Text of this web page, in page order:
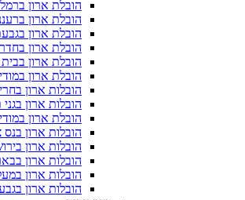
הובלת ארון ברמלה
הובלת ארון ברעננה
הובלת ארון בגבעתיים
הובלת ארון בחדרה
הובלת ארון בבית שמש
הובלת ארון במודיעין עילית
הובלות ארון בחריש
הובלות ארון בגני תקווה
הובלת ארון במודיעין מכבים רעות
הובלות ארון בנס ציונה
הובלות ארון בירושלים
הובלות ארון בבאר יעקב
הובלות ארון במעלה אדומים
הובלות ארון בגבעת שמואל